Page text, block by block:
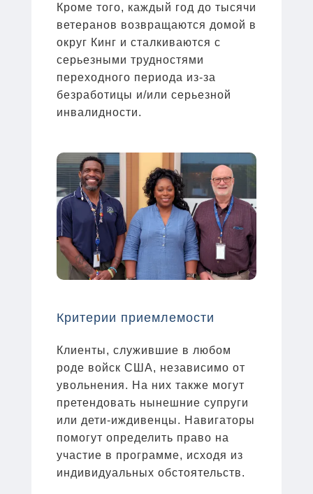
Кроме того, каждый год до тысячи
ветеранов возвращаются домой в
округ Кинг и сталкиваются с
серьезными трудностями
переходного периода из-за
безработицы и/или серьезной
инвалидности.
Критерии приемлемости
Клиенты, служившие в любом
роде войск США, независимо от
увольнения. На них также могут
претендовать нынешние супруги
или дети-иждивенцы. Навигаторы
помогут определить право на
участие в программе, исходя из
индивидуальных обстоятельств.